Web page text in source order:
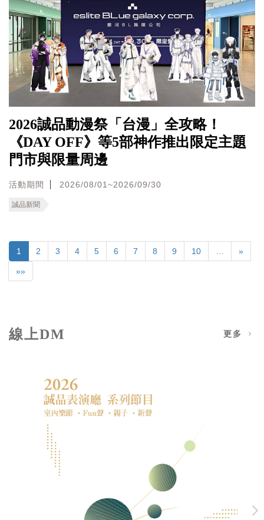
2026誠品動漫祭「台漫」全攻略！
《DAY OFF》等5部神作推出限定主題
門市與限量周邊
活動期間 2026/08/01~2026/09/30
誠品新聞
1 2 3 4 5 6 7 8 9 10 »
»»
線上DM 更多